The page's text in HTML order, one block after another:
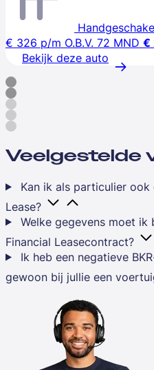
€ 326 p/m O.B.V. 72 MND €
Bekijk deze auto
Veelgestelde
Kan ik als particulier ook
Lease?
Welke gegevens moet ik
Financial Leasecontract?
Ik heb een negatieve
gewoon bij jullie een